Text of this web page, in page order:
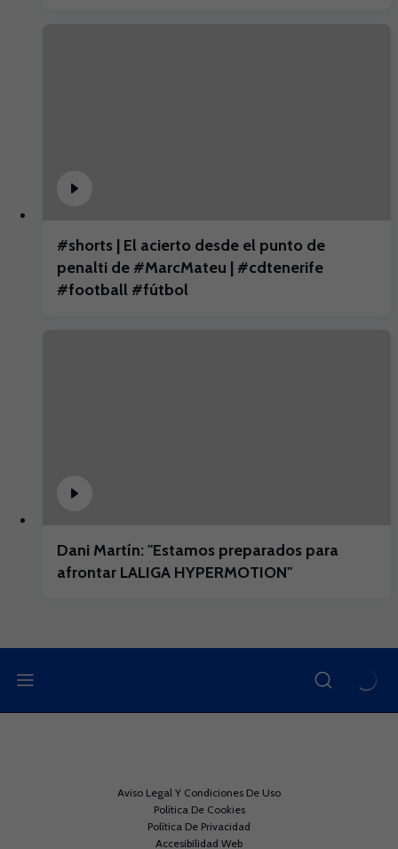
#shorts | El acierto desde el punto de
penalti de #MarcMateu | #cdtenerife
#football #fútbol
Dani Martín: "Estamos preparados para
afrontar LALIGA HYPERMOTION"
Aviso Legal Y Condiciones De Uso
Política De Cookies
Política De Privacidad
Accesibilidad Web